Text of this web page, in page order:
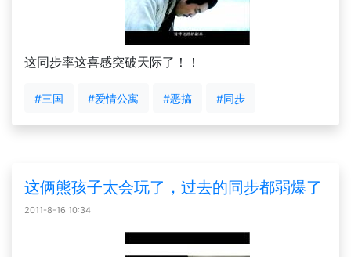
这同步率这喜感突破天际了！！
#三国 #爱情公寓 #恶搞 #同步
这俩熊孩子太会玩了，过去的同步都弱爆了
2011-8-16 10:34